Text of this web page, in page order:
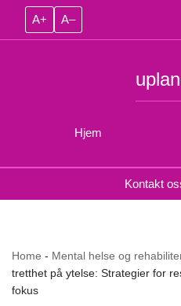
A+ A–
Hjem
Kontakt
Home - Mental helse og
tretthet på ytelse: Strategier for
fokus